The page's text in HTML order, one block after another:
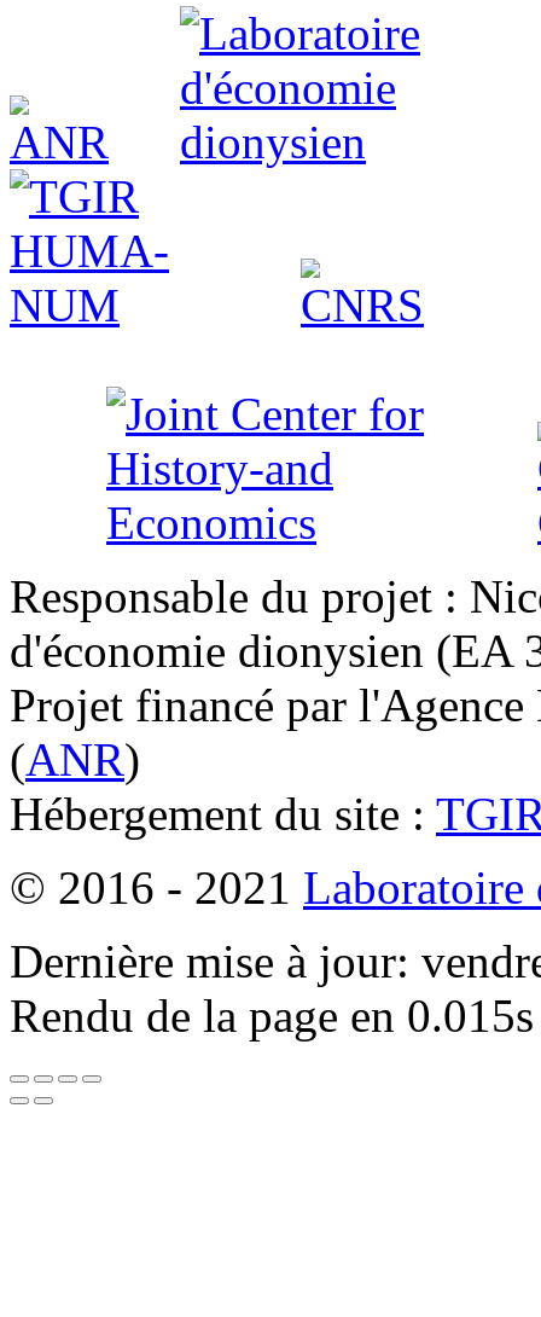
Responsable du projet :
d'économie dionysien
Projet financé par l'Agence
(ANR)
Hébergement du site :
© 2016 - 2021 Laboratoire
Dernière mise à jour:
Rendu de la page en 0.015s